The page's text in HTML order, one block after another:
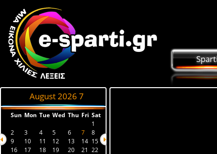
August 2026 7
Sun Mon Tue Wed Thu Fri Sat
1
2
3 4 5 6 7
8
9
10 11 12 13 14 15
16
17 18 19 20 21
22